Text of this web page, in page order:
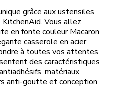
grâce aux ustensiles
KitchenAid. Vous allez
en fonte couleur Macaron
casserole en acier
à toutes vos attentes,
des caractéristiques
matériaux
anti-goutte et conception